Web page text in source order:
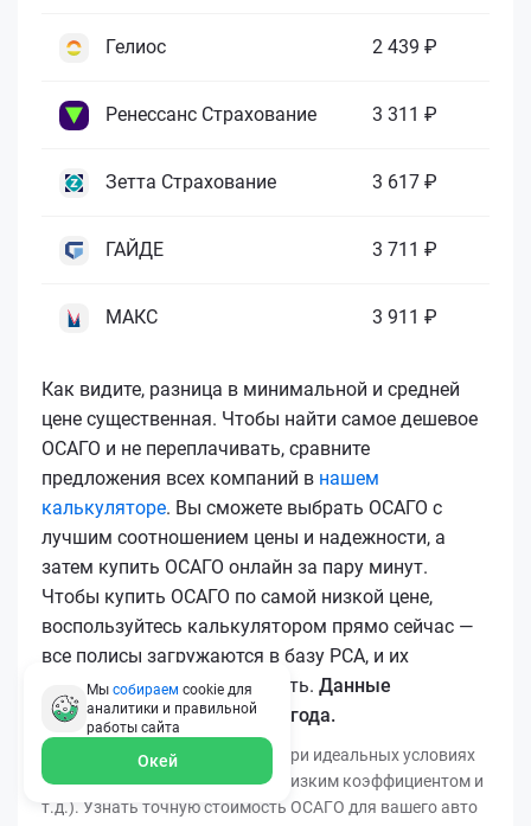
Гелиос 2 439 ₽
Ренессанс Страхование 3 311 ₽
Зетта Страхование 3 617 ₽
ГАЙДЕ 3 711 ₽
МАКС 3 911 ₽
Как видите, разница в минимальной и средней
цене существенная. Чтобы найти самое дешевое
ОСАГО и не переплачивать, сравните
предложения всех компаний в нашем
калькуляторе. Вы сможете выбрать ОСАГО с
лучшим соотношением цены и надежности, а
затем купить ОСАГО онлайн за пару минут.
Чтобы купить ОСАГО по самой низкой цене,
воспользуйтесь калькулятором прямо сейчас —
все полисы загружаются в базу РСА, и их
подлинность легко проверить. Данные
актуальны для марта 2026 года.
*Минимальная цена получена при идеальных условиях
(безаварийный стаж, регион с низким коэффициентом и
т.д.). Узнать точную стоимость ОСАГО для вашего авто
Мы собираем cookie для
аналитики и правильной
работы сайта
Окей